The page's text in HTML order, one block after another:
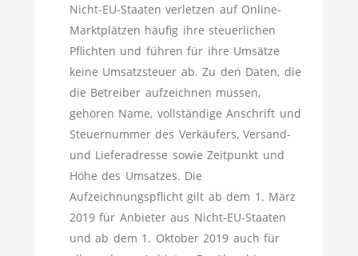
Nicht-EU-Staaten verletzen auf Online-
Marktplätzen häufig ihre steuerlichen
Pflichten und führen für ihre Umsätze
keine Umsatzsteuer ab. Zu den Daten, die
die Betreiber aufzeichnen müssen,
gehören Name, vollständige Anschrift und
Steuernummer des Verkäufers, Versand-
und Lieferadresse sowie Zeitpunkt und
Höhe des Umsatzes. Die
Aufzeichnungspflicht gilt ab dem 1. März
2019 für Anbieter aus Nicht-EU-Staaten
und ab dem 1. Oktober 2019 auch für